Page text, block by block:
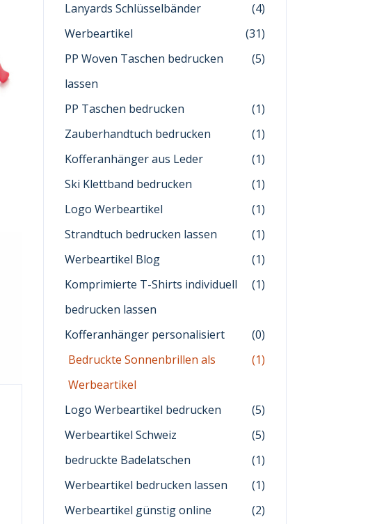
Lanyards Schlüsselbänder
(4)
Werbeartikel
(31)
PP Woven Taschen bedrucken
lassen
(5)
PP Taschen bedrucken
(1)
Zauberhandtuch bedrucken
(1)
Kofferanhänger aus Leder
(1)
Ski Klettband bedrucken
(1)
Logo Werbeartikel
(1)
Strandtuch bedrucken lassen
(1)
Werbeartikel Blog
(1)
Komprimierte T-Shirts individuell
bedrucken lassen
(1)
Kofferanhänger personalisiert
(0)
Bedruckte Sonnenbrillen als
Werbeartikel
(1)
Logo Werbeartikel bedrucken
(5)
Werbeartikel Schweiz
(5)
bedruckte Badelatschen
(1)
Werbeartikel bedrucken lassen
(1)
Werbeartikel günstig online
(2)